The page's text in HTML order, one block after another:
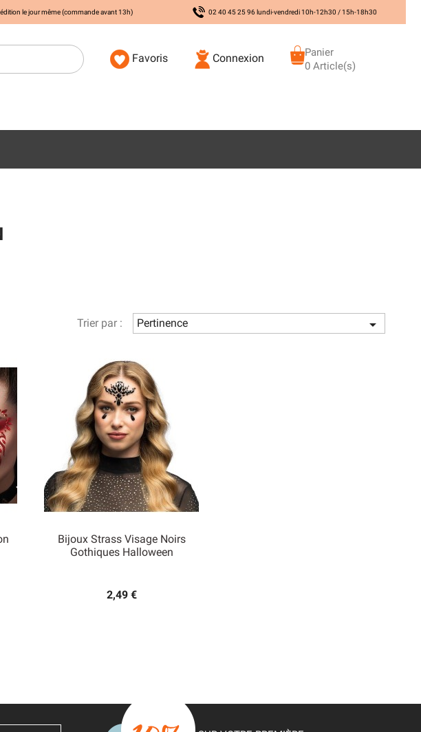
le jour même (commande avant 13h) 02 40 45 25 96 lundi-vendredi 10h-12h30 / 15h-18h30
Favoris Connexion
Panier
0 Article(s)
Trier par : Pertinence 
Bijoux Strass Visage Noirs
Gothiques Halloween
2,49 €